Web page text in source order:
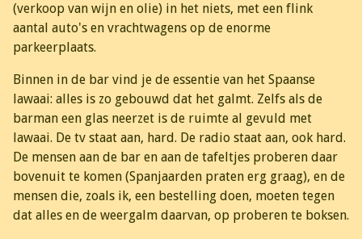
(verkoop van wijn en olie) in het niets, met een flink
aantal auto's en vrachtwagens op de enorme
parkeerplaats.
Binnen in de bar vind je de essentie van het Spaanse
lawaai: alles is zo gebouwd dat het galmt. Zelfs als de
barman een glas neerzet is de ruimte al gevuld met
lawaai. De tv staat aan, hard. De radio staat aan, ook hard.
De mensen aan de bar en aan de tafeltjes proberen daar
bovenuit te komen (Spanjaarden praten erg graag), en de
mensen die, zoals ik, een bestelling doen, moeten tegen
dat alles en de weergalm daarvan, op proberen te boksen.